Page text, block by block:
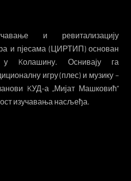
и ревитализацију
и пјесама (ЦИРТИП) основан
Kолашину. Оснивају га
игру (плес) и музику –
KУД-а „Мијат Машковић“
изучавања насљеђа.